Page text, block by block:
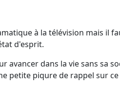
à la télévision mais il
d'esprit.
avancer dans la vie sans sa
petite piqure de rappel sur